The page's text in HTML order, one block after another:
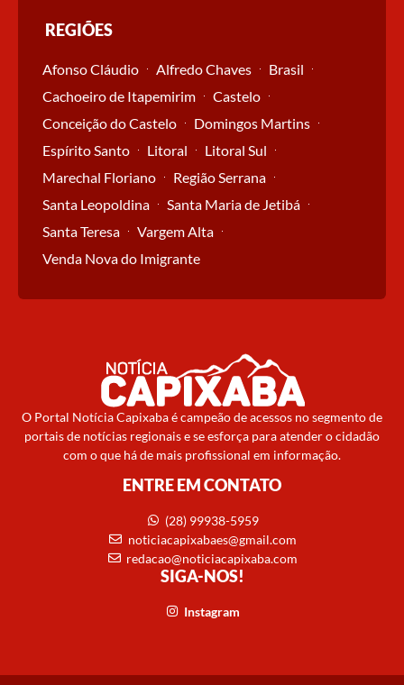
REGIÕES
Afonso Cláudio Alfredo Chaves
Brasil
Cachoeiro de Itapemirim
Castelo
Conceição do Castelo
Domingos Martins
Espírito Santo
Litoral
Litoral Sul
Marechal Floriano
Região Serrana
Santa Leopoldina
Santa Maria de Jetibá
Santa Teresa
Vargem Alta
Venda Nova do Imigrante
O Portal Notícia Capixaba é campeão de acessos no segmento de
portais de notícias regionais e se esforça para atender o cidadão
com o que há de mais profissional em informação.
ENTRE EM CONTATO
(28) 99938-5959
noticiacapixabaes@gmail.com
redacao@noticiacapixaba.com
SIGA-NOS!
Instagram